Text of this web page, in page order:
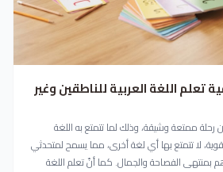
تعلم اللغة العربية للناطقين وغير
رحلة ممتعة وشيقة، وذلك لما تتمتع به اللغة
لا تتمتع بها أي لغة أخرى، مما يسمح لمتحدثي
بمنتهى الفصاحة والجمال. كما أنّ تعلم اللغة